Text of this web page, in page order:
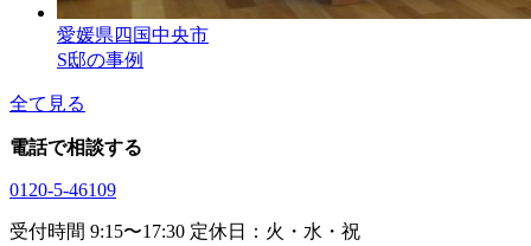
愛媛県四国中央市
S邸の事例
全て見る
電話で相談する
0120-5-46109
受付時間 9:15〜17:30 定休日：火・水・祝